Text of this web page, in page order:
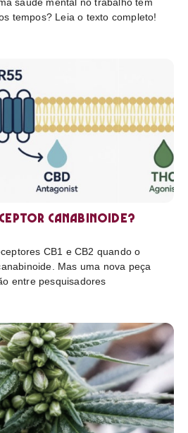
tempos? Leia o texto completo!
canabinoide?
CB1 e CB2 quando o
Mas uma nova peça
entre pesquisadores